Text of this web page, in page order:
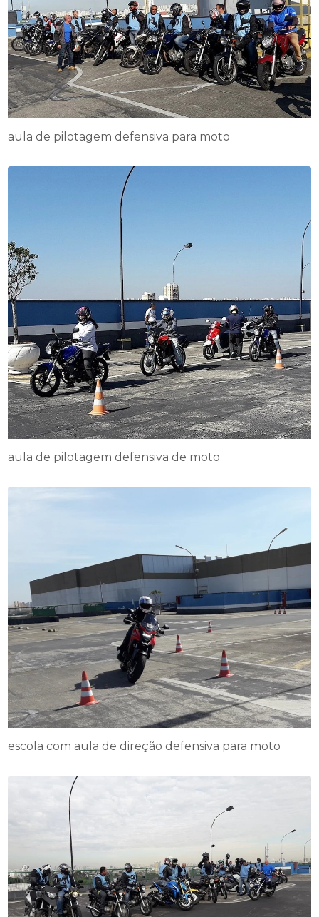
aula de pilotagem defensiva para moto
aula de pilotagem defensiva de moto
escola com aula de direção defensiva para moto